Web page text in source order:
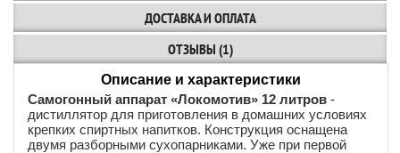
ДОСТАВКА И ОПЛАТА
ОТЗЫВЫ (1)
Описание и характеристики
Самогонный аппарат «Локомотив» 12 литров -
дистиллятор для приготовления в домашних условиях
крепких спиртных напитков. Конструкция оснащена
двумя разборными сухопарниками. Уже при первой